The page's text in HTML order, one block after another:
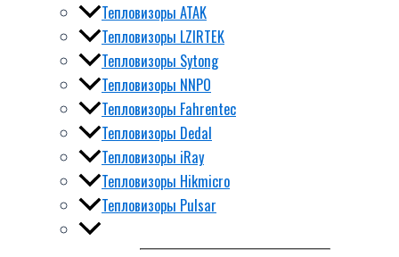
Тепловизоры ATAK
Тепловизоры LZIRTEK
Тепловизоры Sytong
Тепловизоры NNPO
Тепловизоры Fahrentec
Тепловизоры Dedal
Тепловизоры iRay
Тепловизоры Hikmicro
Тепловизоры Pulsar